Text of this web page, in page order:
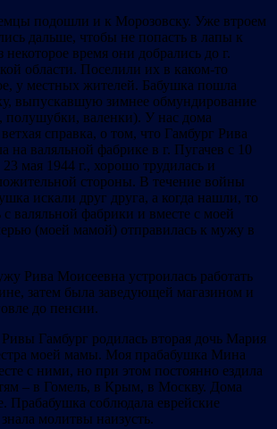
подошли и к Морозовску. Уже втроем
дальше, чтобы не попасть в лапы к
некоторое время они добрались до г.
области. Поселили их в каком-то
у местных жителей. Бабушка пошла
выпускавшую зимнее обмундирование
полушубки, валенки). У нас дома
справка, о том, что Гамбург Рива
на валяльной фабрике в г. Пугачев с 10
23 мая 1944 г., хорошо трудилась и
стороны. В течение войны
искали друг друга, а когда нашли, то
с валяльной фабрики и вместе с моей
(моей мамой) отправилась к мужу в
Рива Моисеевна устроилась работать
затем была заведующей магазином и
до пенсии.
Гамбург родилась вторая дочь Мария
моей мамы. Моя прабабушка Мина
с ними, но при этом постоянно ездила
– в Гомель, в Крым, в Москву. Дома
Прабабушка соблюдала еврейские
молитвы наизусть.